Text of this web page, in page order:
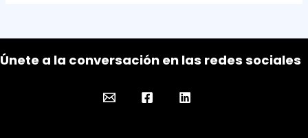
Únete a la conversación en las redes sociales